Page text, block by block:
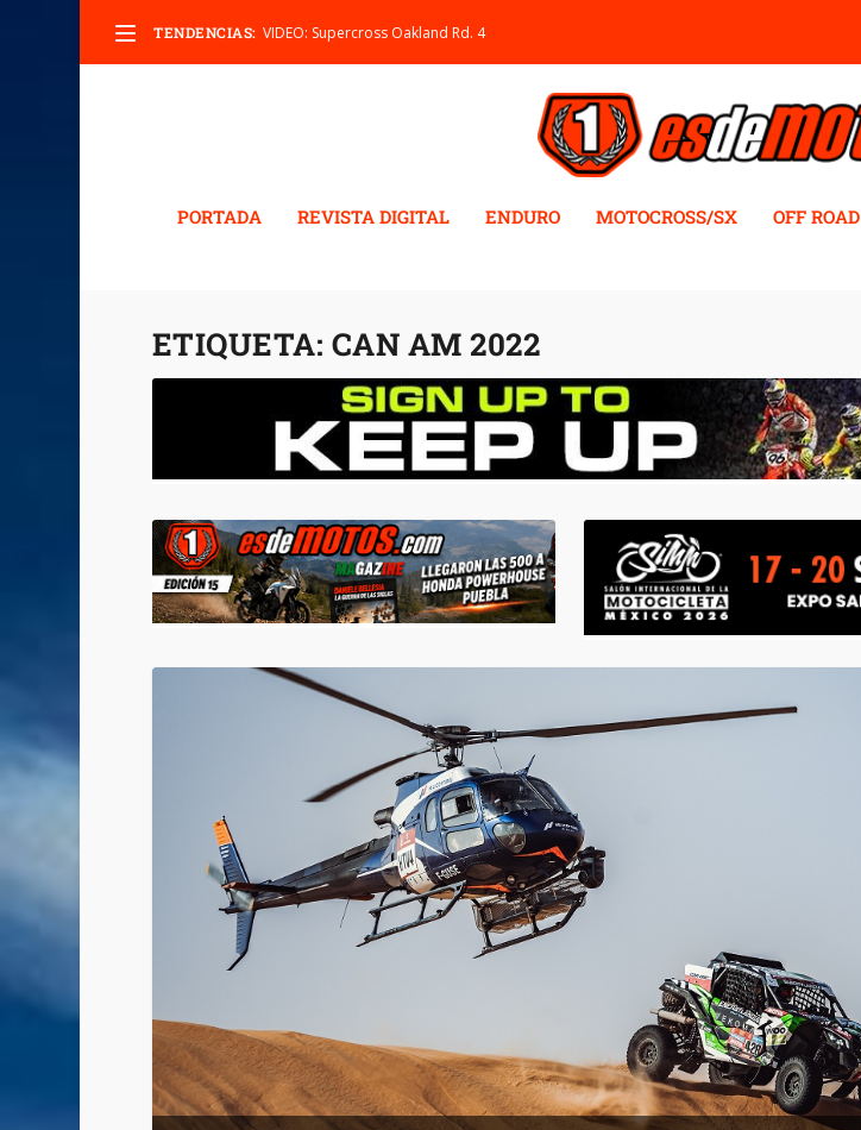
TENDENCIAS: VIDEO: Supercross Oakland Rd. 4
PORTADA REVISTA DIGITAL ENDURO MOTOCROSS/SX OFF ROAD
ETIQUETA: CAN AM 2022